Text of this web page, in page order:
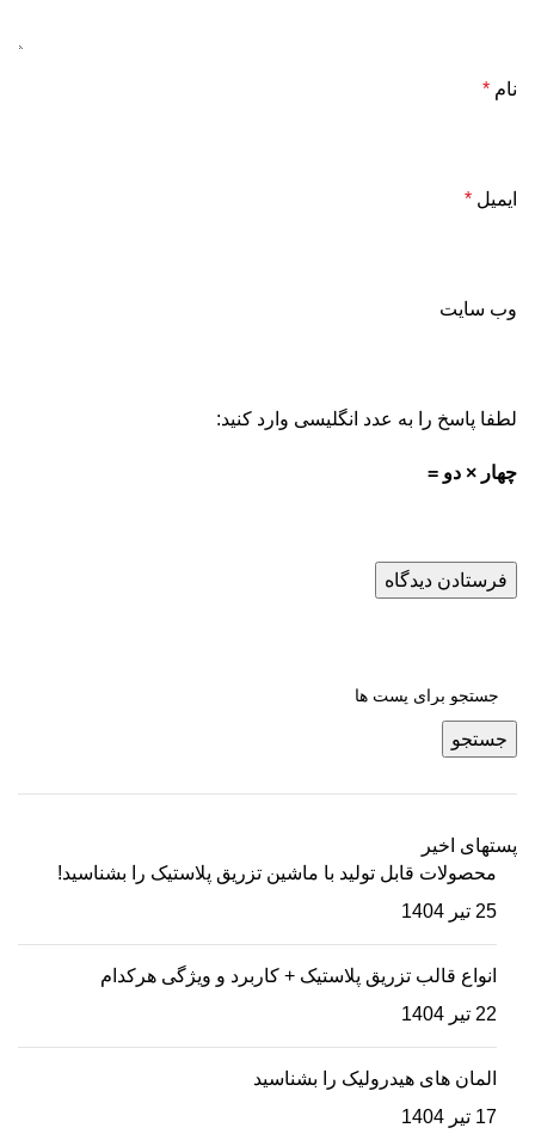
نام *
ایمیل *
وب‌ سایت
لطفا پاسخ را به عدد انگلیسی وارد کنید:
چهار × دو =
جستجو
پستهای اخیر
محصولات قابل تولید با ماشین تزریق پلاستیک را بشناسید!
25 تیر 1404
انواع قالب تزریق پلاستیک + کاربرد و ویژگی هرکدام
22 تیر 1404
المان های هیدرولیک را بشناسید
17 تیر 1404